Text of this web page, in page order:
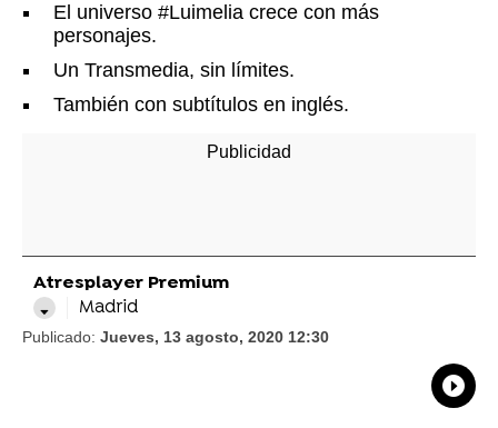
El universo #Luimelia crece con más
personajes.
Un Transmedia, sin límites.
También con subtítulos en inglés.
Atresplayer Premium
Madrid
Publicado: Jueves, 13 agosto, 2020 12:30